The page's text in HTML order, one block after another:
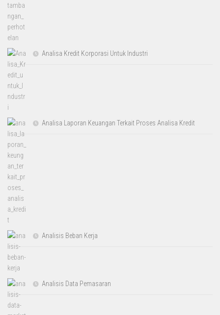
Analisa Kredit Korporasi Untuk Industri
Analisa Laporan Keuangan Terkait Proses Analisa Kredit
Analisis Beban Kerja
Analisis Data Pemasaran